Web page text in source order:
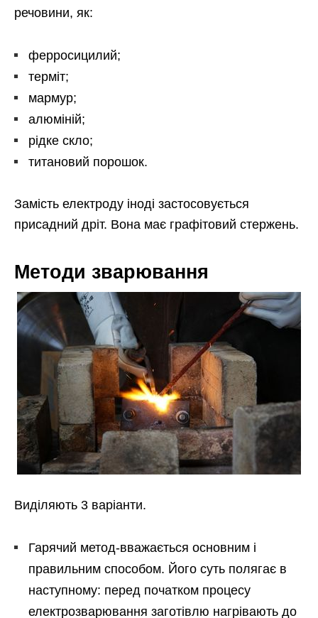
речовини, як:
ферросицилий;
терміт;
мармур;
алюміній;
рідке скло;
титановий порошок.
Замість електроду іноді застосовується
присадний дріт. Вона має графітовий стержень.
Методи зварювання
Виділяють 3 варіанти.
Гарячий метод-вважається основним і
правильним способом. Його суть полягає в
наступному: перед початком процесу
електрозварювання заготівлю нагрівають до